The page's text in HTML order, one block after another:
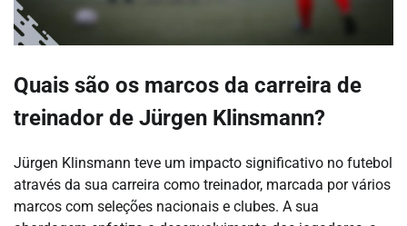
Quais são os marcos da carreira de
treinador de Jürgen Klinsmann?
Jürgen Klinsmann teve um impacto significativo no futebol
através da sua carreira como treinador, marcada por vários
marcos com seleções nacionais e clubes. A sua